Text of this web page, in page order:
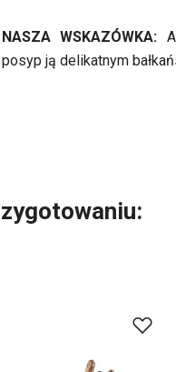
NASZA WSKAZÓWKA:
posyp ją delikatnym